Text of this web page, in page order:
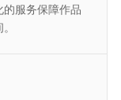
服务保障作品